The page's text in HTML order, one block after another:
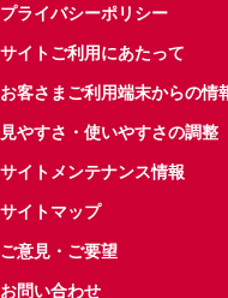
プライバシーポリシー
サイトご利用にあたって
お客さまご利用端末からの情
見やすさ・使いやすさの調整
サイトメンテナンス情報
サイトマップ
ご意見・ご要望
お問い合わせ